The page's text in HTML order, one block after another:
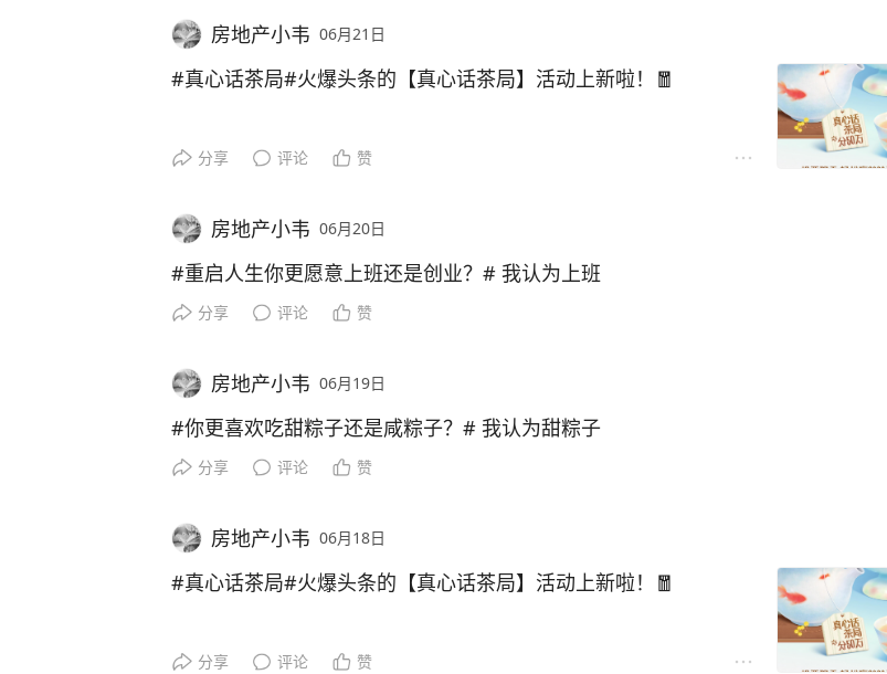
房地产小韦 06月21日
#真心话茶局#火爆头条的【真心话茶局】活动上新啦！🧧
分享 评论 赞
房地产小韦 06月20日
#重启人生你更愿意上班还是创业？# 我认为上班
分享 评论 赞
房地产小韦 06月19日
#你更喜欢吃甜粽子还是咸粽子？# 我认为甜粽子
分享 评论 赞
房地产小韦 06月18日
#真心话茶局#火爆头条的【真心话茶局】活动上新啦！🧧
分享 评论 赞